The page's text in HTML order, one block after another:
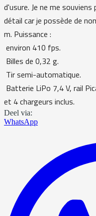
d'usure. Je ne me
détail car je possède de
m.
environ 410
Billes de
Tir semi-
Batterie LiPo 7,4 V, rail
et 4 chargeurs inclus.
Deel via:
WhatsApp